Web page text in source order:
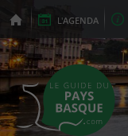
L'AGENDA